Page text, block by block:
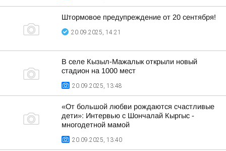
Штормовое предупреждение от 20 сентября!
20.09.2025, 14:21
В селе Кызыл-Мажалык открыли новый
стадион на 1000 мест
20.09.2025, 13:48
«От большой любви рождаются счастливые
дети»: Интервью с Шончалай Кыргыс -
многодетной мамой
20.09.2025, 13:40